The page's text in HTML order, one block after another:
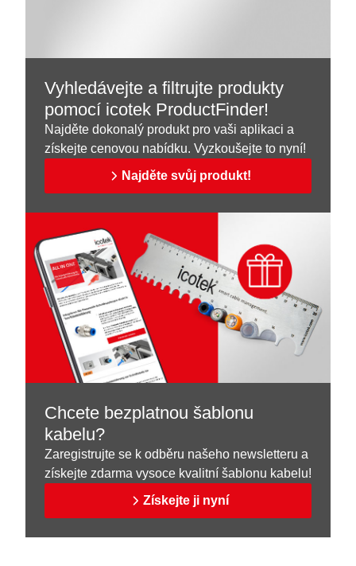
Vyhledávejte a filtrujte produkty
pomocí icotek ProductFinder!
Najděte dokonalý produkt pro vaši aplikaci a
získejte cenovou nabídku. Vyzkoušejte to nyní!
Najděte svůj produkt!
Chcete bezplatnou šablonu
kabelu?
Zaregistrujte se k odběru našeho newsletteru a
získejte zdarma vysoce kvalitní šablonu kabelu!
Získejte ji nyní